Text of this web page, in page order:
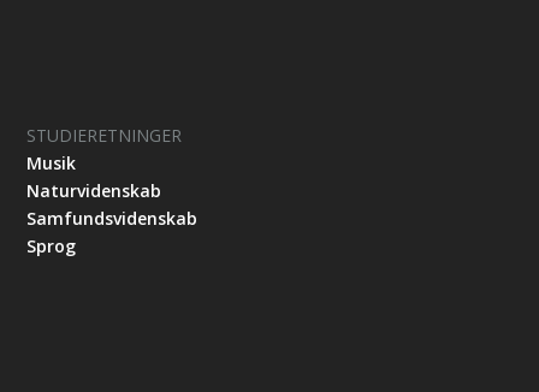
STUDIERETNINGER
Musik
Naturvidenskab
Samfundsvidenskab
Sprog